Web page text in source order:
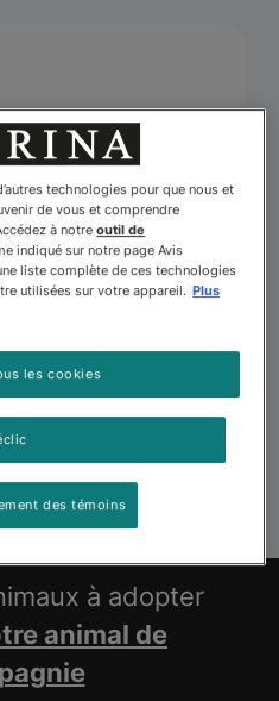
à adopter
animal de
technologies pour que nous et
de vous et comprendre
à notreoutil de
indiqué sur notre page Avis
liste complète de ces technologies
utilisées sur votre appareil. Plus
les cookies
des témoins